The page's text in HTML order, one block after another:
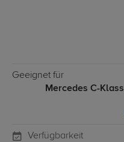
Geeignet für
Mercedes C-
Verfügbarkeit